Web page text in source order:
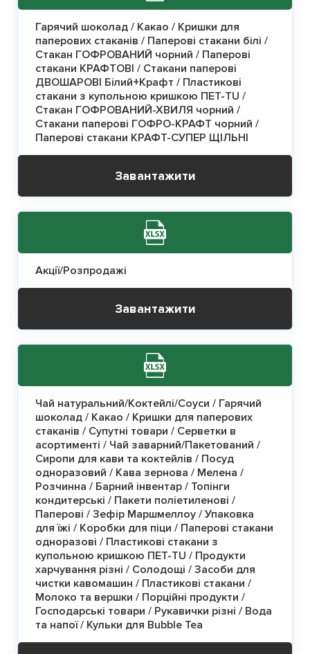
Гарячий шоколад / Какао / Кришки для
паперових стаканів / Паперові стакани білі /
Стакан ГОФРОВАНИЙ чорний / Паперові
стакани КРАФТОВІ / Стакани паперові
ДВОШАРОВІ Білий+Крафт / Пластикові
стакани з купольною кришкою ПЕТ-TU /
Стакан ГОФРОВАНИЙ-ХВИЛЯ чорний /
Стакани паперові ГОФРО-КРАФТ чорний /
Паперові стакани КРАФТ-СУПЕР ЩІЛЬНІ
Завантажити
Акції/Розпродажі
Завантажити
Чай натуральний/Коктейлі/Соуси / Гарячий
шоколад / Какао / Кришки для паперових
стаканів / Супутні товари / Серветки в
асортименті / Чай заварний/Пакетований /
Сиропи для кави та коктейлів / Посуд
одноразовий / Кава зернова / Мелена /
Розчинна / Барний інвентар / Топінги
кондитерські / Пакети поліетиленові /
Паперові / Зефір Маршмеллоу / Упаковка
для їжі / Коробки для піци / Паперові стакани
одноразові / Пластикові стакани з
купольною кришкою ПЕТ-TU / Продукти
харчування різні / Солодощі / Засоби для
чистки кавомашин / Пластикові стакани /
Молоко та вершки / Порційні продукти /
Господарські товари / Рукавички різні / Вода
та напої / Кульки для Bubble Tea